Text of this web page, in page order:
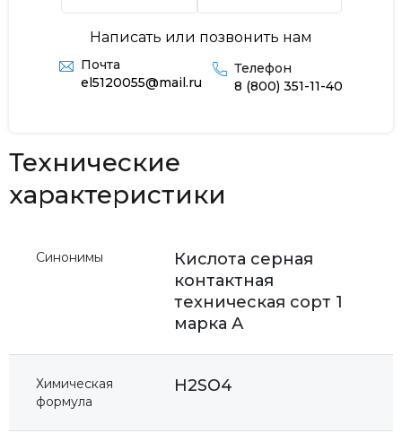
Написать или позвонить нам
Почта
el5120055@mail.ru
Телефон
8 (800) 351-11-40
Технические
характеристики
Синонимы
Кислота серная
контактная
техническая сорт 1
марка А
Химическая
формула
H2SO4